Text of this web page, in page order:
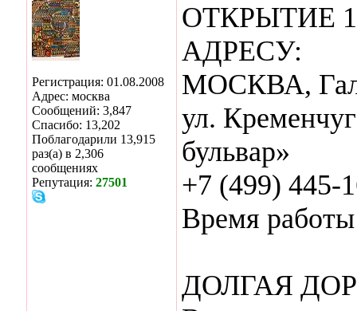
Регистрация: 01.08.2008
Адрес: москва
Сообщений: 3,847
Спасибо: 13,202
Поблагодарили 13,915
раз(а) в 2,306
сообщениях
Репутация: 27501
ОТКРЫТИЕ
АДРЕСУ:
МОСКВА,
ул.
бульвар»
+7 (499) 445-
Время работы
ДОЛГАЯ